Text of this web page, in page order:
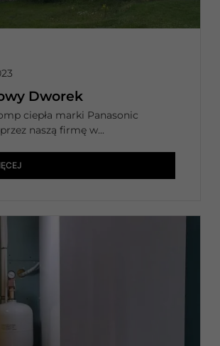
Dworek
ciepła marki Panasonic
naszą firmę w...